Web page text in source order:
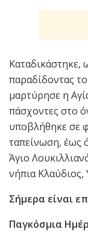
Καταδικάστηκε,
παραδίδοντας
μαρτύρησε η
πάσχοντες στο
υποβλήθηκε σε
ταπείνωση, έως
Άγιο
νήπια Κλαύδιος,
Σήμερα είναι
Παγκόσμια